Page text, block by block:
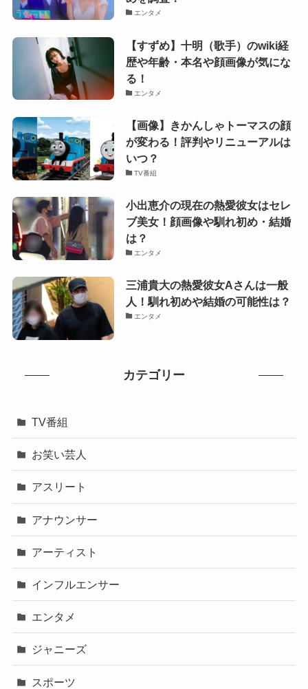
エンタメ
【すずめ】十明（歌手）のwiki経
歴や年齢・本名や顔画像が気にな
る！
エンタメ
【画像】きかんしゃトーマスの顔
が変わる！評判やリニューアルは
いつ？
TV番組
小出恵介の現在の熱愛彼女はセレ
ブ美女！顔画像や馴れ初め・結婚
は？
エンタメ
三浦貴大の熱愛彼女Aさんは一般
人！馴れ初めや結婚の可能性は？
エンタメ
カテゴリー
TV番組
お笑い芸人
アスリート
アナウンサー
アーティスト
インフルエンサー
エンタメ
ジャニーズ
スポーツ